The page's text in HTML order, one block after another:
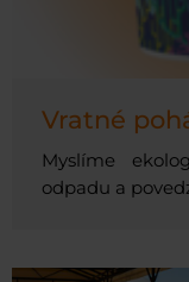
Vratné
Myslíme
odpadu a